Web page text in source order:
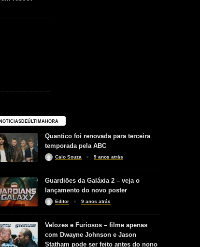
Quantico foi renovada para terceira
temporada pela ABC
Caio Souza 9 anos atrás
Guardiões da Galáxia 2 – veja o
lançamento do novo poster
Editor 9 anos atrás
Velozes e Furiosos – filme apenas
com Dwayne Johnson e Jason
Statham pode ser feito antes do nono